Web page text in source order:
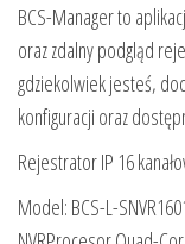
BCS-Manager to
oraz zdalny podgląd
gdziekolwiek jesteś,
konfiguracji oraz
Rejestrator IP 16
Model: BCS-L-